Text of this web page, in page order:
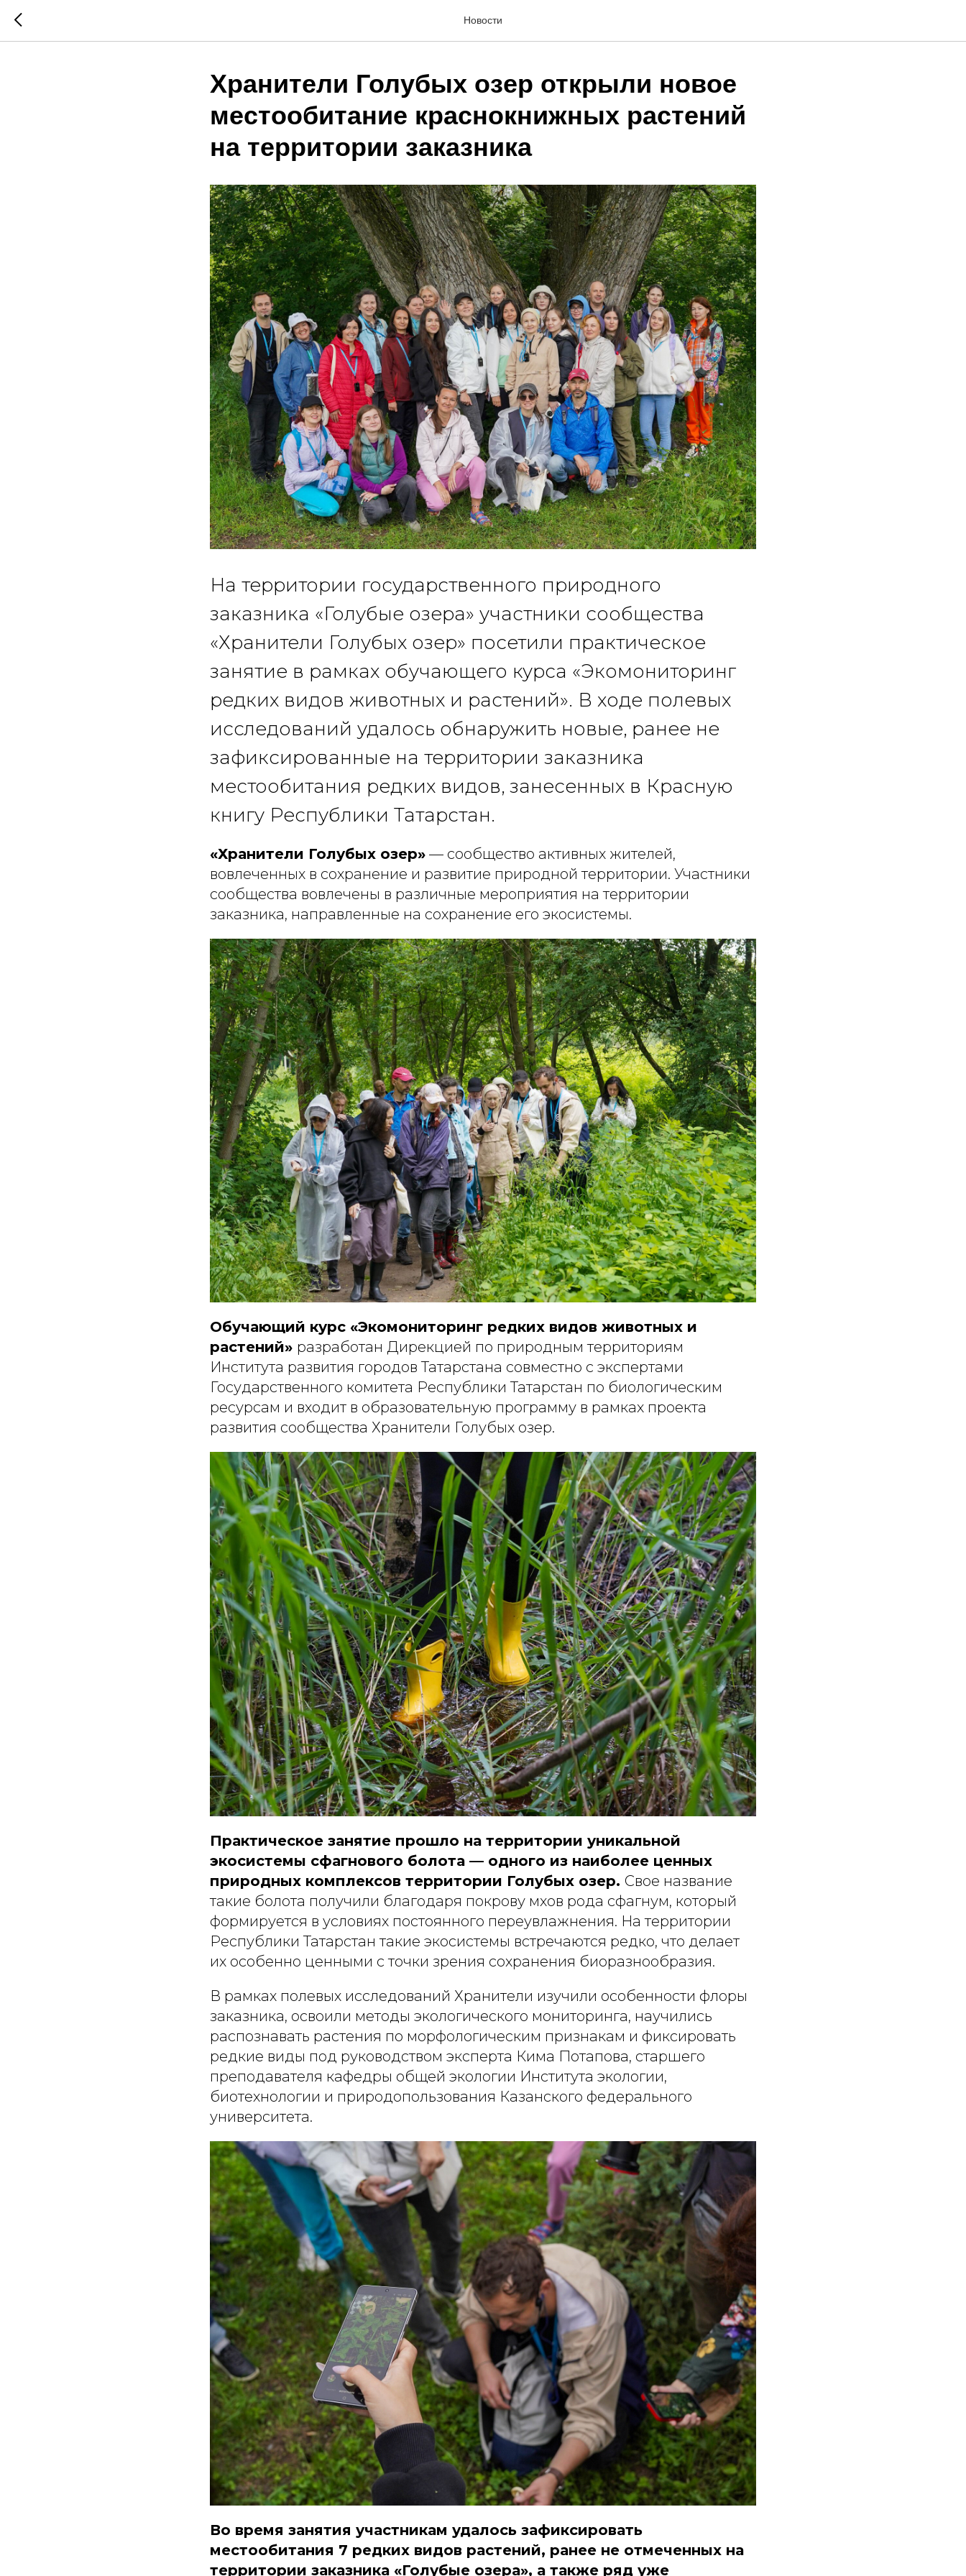
Новости
Хранители Голубых озер открыли новое
местообитание краснокнижных растений
на территории заказника
На территории государственного природного
заказника «Голубые озера» участники сообщества
«Хранители Голубых озер» посетили практическое
занятие в рамках обучающего курса «Экомониторинг
редких видов животных и растений». В ходе полевых
исследований удалось обнаружить новые, ранее не
зафиксированные на территории заказника
местообитания редких видов, занесенных в Красную
книгу Республики Татарстан.
«Хранители Голубых озер» — сообщество активных жителей,
вовлеченных в сохранение и развитие природной территории. Участники
сообщества вовлечены в различные мероприятия на территории
заказника, направленные на сохранение его экосистемы.
Обучающий курс «Экомониторинг редких видов животных и
растений» разработан Дирекцией по природным территориям
Института развития городов Татарстана совместно с экспертами
Государственного комитета Республики Татарстан по биологическим
ресурсам и входит в образовательную программу в рамках проекта
развития сообщества Хранители Голубых озер.
Практическое занятие прошло на территории уникальной
экосистемы сфагнового болота — одного из наиболее ценных
природных комплексов территории Голубых озер. Свое название
такие болота получили благодаря покрову мхов рода сфагнум, который
формируется в условиях постоянного переувлажнения. На территории
Республики Татарстан такие экосистемы встречаются редко, что делает
их особенно ценными с точки зрения сохранения биоразнообразия.
В рамках полевых исследований Хранители изучили особенности флоры
заказника, освоили методы экологического мониторинга, научились
распознавать растения по морфологическим признакам и фиксировать
редкие виды под руководством эксперта Кима Потапова, старшего
преподавателя кафедры общей экологии Института экологии,
биотехнологии и природопользования Казанского федерального
университета.
Во время занятия участникам удалось зафиксировать
местообитания 7 редких видов растений, ранее не отмеченных на
территории заказника «Голубые озера», а также ряд уже